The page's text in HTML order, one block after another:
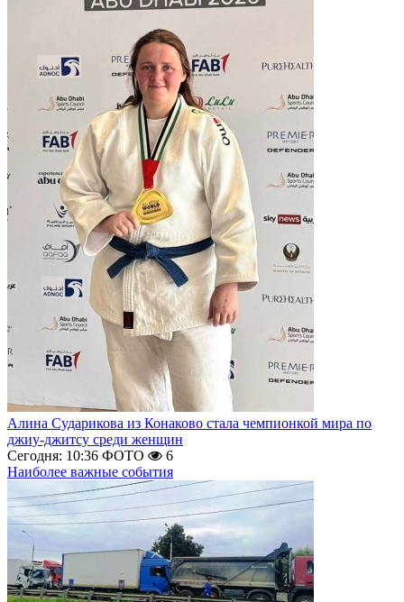
Алина Сударикова из Конаково стала чемпионкой мира по
джиу-джитсу среди женщин
Сегодня: 10:36 ФОТО
6
Наиболее важные события